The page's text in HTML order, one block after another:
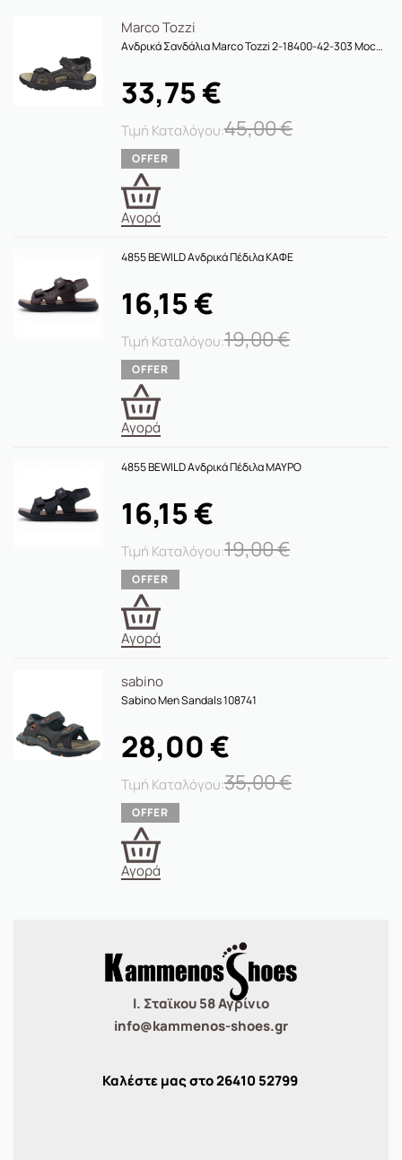
Marco Tozzi
Ανδρικά Σανδάλια Marco Tozzi 2-18400-42-303 Mocca Comb
45,00€
33,75€
Αγορά
4855 BEWILD Ανδρικά Πέδιλα ΚΑΦΕ
19,00€
16,15€
Αγορά
4855 BEWILD Ανδρικά Πέδιλα ΜΑΥΡΟ
19,00€
16,15€
Αγορά
sabino
Sabino Men Sandals 108741
35,00€
28,00 €
Αγορά
Ι. Σταϊκου 58 Αγρίνιο
info@kammenos-shoes.gr
Καλέστε μας στο26410 52799